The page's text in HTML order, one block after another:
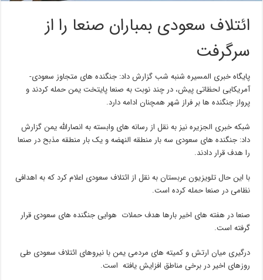
ائتلاف سعودی بمباران صنعا را از
سرگرفت
پایگاه خبری المسیره شنبه شب گزارش داد: جنگنده های متجاوز سعودی-
آمریکایی لحظاتی پیش، در چند نوبت به صنعا پایتخت یمن حمله کردند و
پرواز جنگنده ها بر فراز شهر همچنان ادامه دارد.
شبکه خبری الجزیره نیز به نقل از رسانه های وابسته به انصارالله یمن گزارش
داد: جنگنده های سعودی سه بار منطقه النهضه و یک بار منطقه مذبح در صنعا
را هدف قرار دادند.
با این حال تلویزیون عربستان به نقل از ائتلاف سعودی اعلام کرد که به اهدافی
نظامی در صنعا حمله کرده است.
صنعا در هفته های اخیر بارها هدف حملات هوایی جنگنده های سعودی قرار
گرفته است.
درگیری میان ارتش و کمیته های مردمی یمن با نیروهای ائتلاف سعودی طی
روزهای اخیر در برخی مناطق افزایش یافته است.